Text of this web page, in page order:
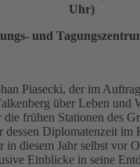
Uhr)
und
Piasecki, der im
über Leben und
frühen Stationen des
dessen Diplomatenzeit
in diesem Jahr selbst vor
Einblicke in seine